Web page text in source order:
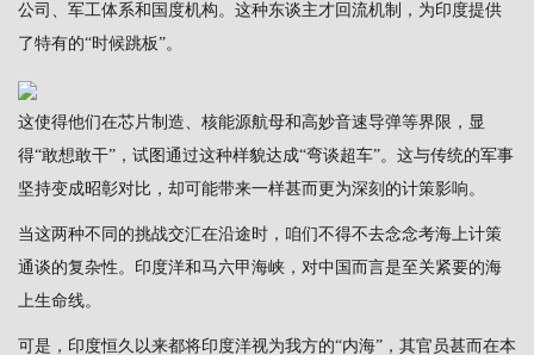
公司、军工体系和国度机构。这种东谈主才回流机制，为印度提供
了特有的“时候跳板”。
这使得他们在芯片制造、核能源航母和高妙音速导弹等界限，显
得“敢想敢干”，试图通过这种样貌达成“弯谈超车”。这与传统的军事
坚持变成昭彰对比，却可能带来一样甚而更为深刻的计策影响。
当这两种不同的挑战交汇在沿途时，咱们不得不去念念考海上计策
通谈的复杂性。印度洋和马六甲海峡，对中国而言是至关紧要的海
上生命线。
可是，印度恒久以来都将印度洋视为我方的“内海”，其官员甚而在本